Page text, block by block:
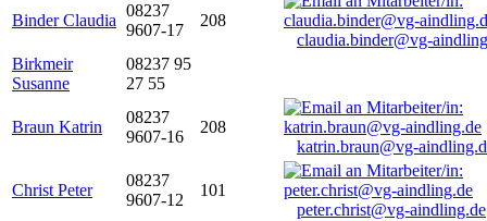
Binder Claudia
08237
9607-17
208
claudia.binder@vg-
Birkmeir
Susanne
08237 95
27 55
Braun Katrin
08237
9607-16
208
katrin.braun@vg-
Christ Peter
08237
9607-12
101
peter.christ@vg-aindling.de